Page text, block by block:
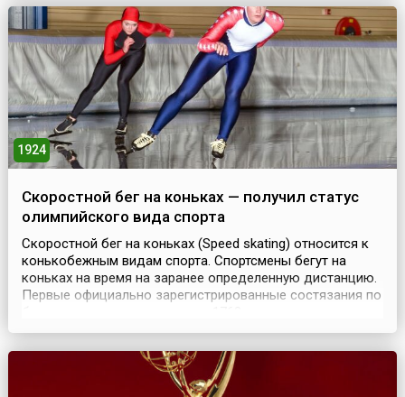
телом.Первыми прыгать с трамплина начали жители
Норвегии: они...
1924
Скоростной бег на коньках — получил статус
олимпийского вида спорта
Скоростной бег на коньках (Speed skating) относится к
конькобежным видам спорта. Спортсмены бегут на
коньках на время на заранее определенную дистанцию.
Первые официально зарегистрированные состязания по
Великобритании. Активный период в развитии
века. Тогда — в 1889 году — в Амстердаме провели